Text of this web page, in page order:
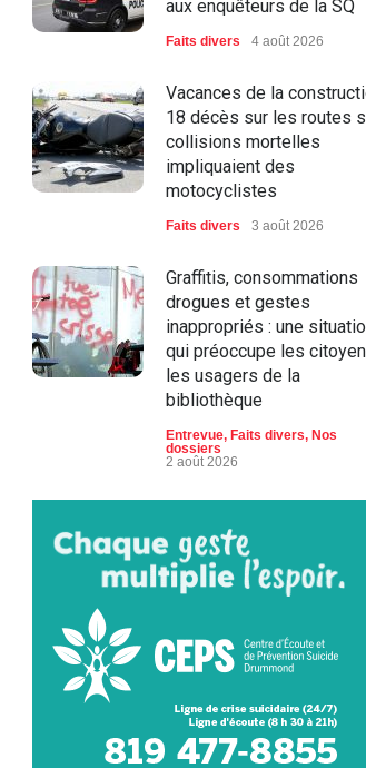
aux enquêteurs de la SQ
Faits divers 4 août 2026
Vacances de la
18 décès sur les routes
collisions mortelles
impliquaient des
motocyclistes
Faits divers 3 août 2026
Graffitis, consommations
drogues et gestes
inappropriés : une
qui préoccupe les
les usagers de la
bibliothèque
Entrevue, Faits divers, Nos
dossiers
2 août 2026